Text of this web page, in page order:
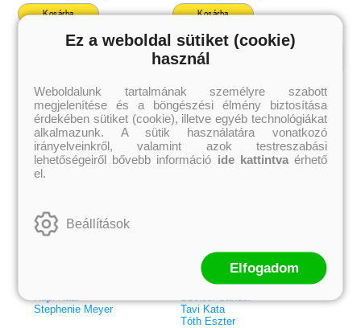
Kosárba Kosárba
Külföldiek
Brigid Kemmerer
Cassandra Clare
Colleen Hoover
Elle Kennedy
Erin Watt
Holly Webb
Jenny Han
Leigh Bardugo
Maggie Stiefvater
Rupi Kaur
Stephenie Meyer
Magyarok
Ashley Carrigan
Benina
Bessenyei Gábor
Bodor Attila
Böszörményi Gyula
Rácz-Stefán Tibor
Róbert Katalin
Spirit Bliss
Szélesi Sándor
Tavi Kata
Tóth Eszter
Ez a weboldal sütiket (cookie)
használ
Weboldalunk tartalmának személyre szabott
megjelenítése és a böngészési élmény biztosítása
érdekében sütiket (cookie), illetve egyéb technológiákat
alkalmazunk. A sütik használatára vonatkozó
irányelveinkről, valamint azok testreszabási
lehetőségeiről bővebb információ ide kattintvaérhető
el.
Beállítások
Elfogadom